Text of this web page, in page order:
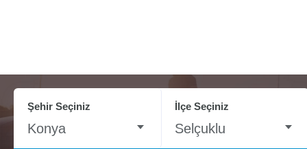
Şehir Seçiniz
Konya
İlçe Seçiniz
Selçuklu